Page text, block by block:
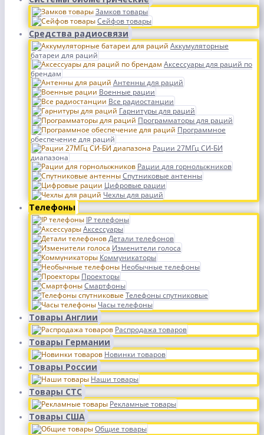
Замков товары
Сейфов товары
Средства радиосвязи
Аккумуляторные
батареи для раций
Аксессуары для раций по
брендам
Антенны для раций
Военные рации
Все радиостанции
Гарнитуры для раций
Программаторы для раций
Программное
обеспечение для раций
Рации 27МГц СИ-БИ
диапазона
Рации для горнолыжников
Спутниковые антенны
Цифровые рации
Чехлы для раций
Телефоны
IP телефоны
Аксессуары
Детали телефонов
Изменители голоса
Коммуникаторы
Необычные телефоны
Проекторы
Смартфоны
Телефоны спутниковые
Часы телефоны
Товары Англии
Распродажа товаров
Товары Германии
Новинки товаров
Товары России
Наши товары
Товары СТС
Рекламные товары
Товары США
Общие товары